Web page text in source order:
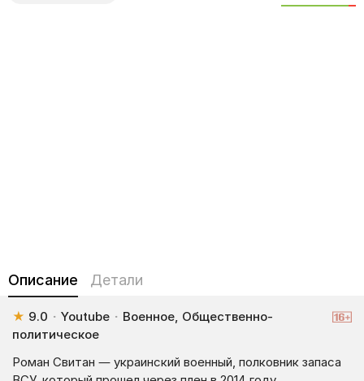
Описание Детали
★ 9.0 · Youtube · Военное, Общественно-
политическое
Роман Свитан — украинский военный, полковник запаса